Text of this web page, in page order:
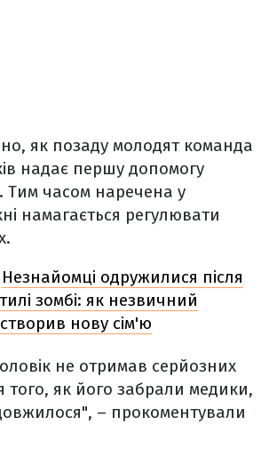
як позаду молодят команда
надає першу допомогу
Тим часом наречена у
намагається регулювати
Незнайомці одружилися після
зомбі: як незвичний
нову сім'ю
не отримав серйозних
того, як його забрали медики,
– прокоментували